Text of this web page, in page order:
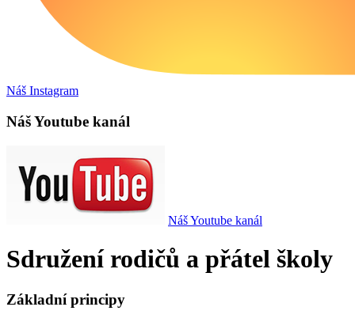
Náš Instagram
Náš Youtube kanál
Náš Youtube kanál
Sdružení rodičů a přátel školy
Základní principy